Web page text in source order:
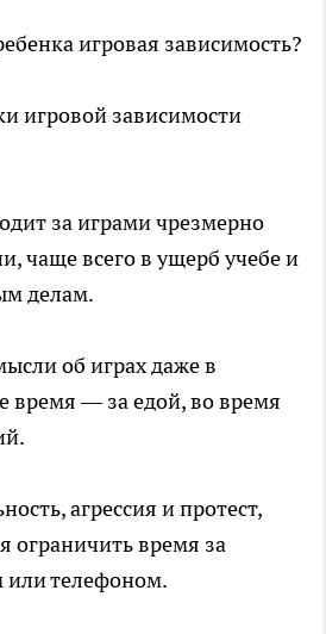
игровая зависимость?
игровой зависимости
за играми чрезмерно
чаще всего в ущерб учебе и
делам.
об играх даже в
время — за едой, во время
агрессия и протест,
ограничить время за
телефоном.